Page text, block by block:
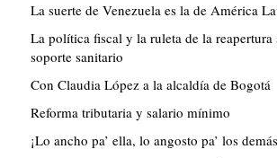
La suerte de Venezuela es la de América
La política fiscal y la ruleta de la reapertura
soporte sanitario
Con Claudia López a la alcaldía de Bogotá
Reforma tributaria y salario mínimo
¡Lo ancho pa’ ella, lo angosto pa’ los